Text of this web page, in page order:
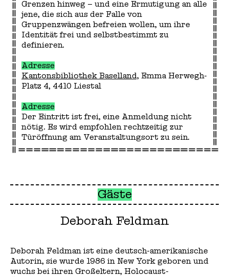
Grenzen hinweg – und eine Ermutigung an alle
jene, die sich aus der Falle von
Gruppenzwängen befreien wollen, um ihre
Identität frei und selbstbestimmt zu
definieren.
Adresse
Kantonsbibliothek Baselland, Emma Herwegh-
Platz 4, 4410 Liestal
Adresse
Der Eintritt ist frei, eine Anmeldung nicht
nötig. Es wird empfohlen rechtzeitig zur
Türöffnung am Veranstaltungsort zu sein.
Gäste
Deborah Feldman
Deborah Feldman ist eine deutsch-amerikanische
Autorin, sie wurde 1986 in New York geboren und
wuchs bei ihren Großeltern, Holocaust-